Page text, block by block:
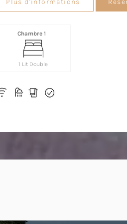
Chambre 1
1 Lit Double